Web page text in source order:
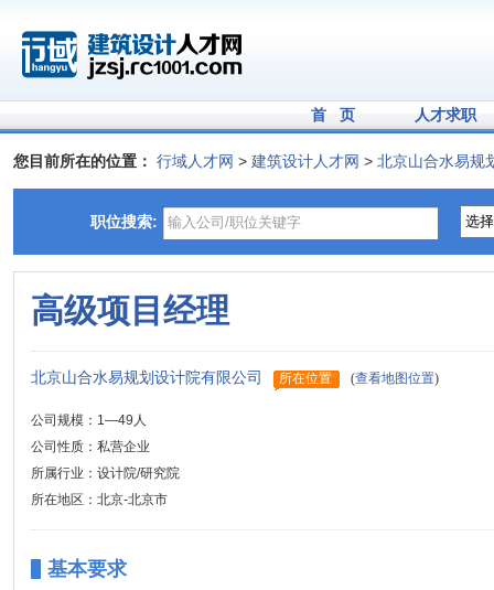
首 页 人才求职
您目前所在的位置： 行域人才网 > 建筑设计人才网 > 北京山合水易规
职位搜索:
高级项目经理
北京山合水易规划设计院有限公司 所在位置 (查看地图位置)
公司规模：1—49人
公司性质：私营企业
所属行业：设计院/研究院
所在地区：北京-北京市
基本要求